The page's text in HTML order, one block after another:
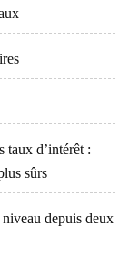
taux d’intérêt :
sûrs
depuis deux